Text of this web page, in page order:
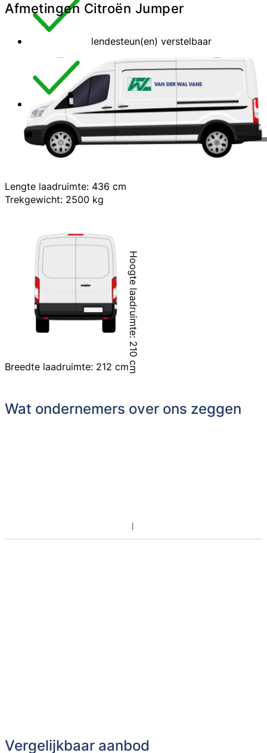
lendesteun(en) verstelbaar
centrale vergrendeling
Afmetingen Citroën Jumper
Lengte laadruimte: 436 cm
Trekgewicht: 2500 kg
Breedte laadruimte: 212 cmHoogte laadruimte: 210 cm
Wat ondernemers over ons zeggen
Vergelijkbaar aanbod